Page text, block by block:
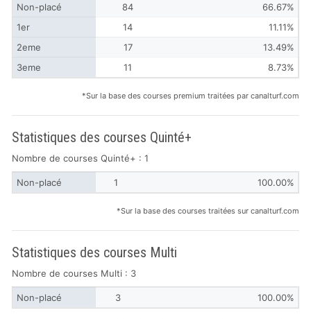
Non-placé 84
66.67%
1er
14
11.11%
2eme
17
13.49%
3eme
11 8.73%
*Sur la base des courses premium traitées par canalturf.com
Statistiques des courses Quinté+
Nombre de courses Quinté+ : 1
Non-placé 1 100.00%
*Sur la base des courses traitées sur canalturf.com
Statistiques des courses Multi
Nombre de courses Multi : 3
Non-placé 3 100.00%